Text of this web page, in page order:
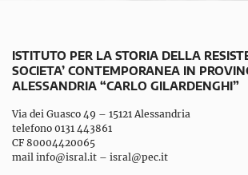
ISTITUTO PER LA STORIA DELLA
SOCIETA’ CONTEMPORANEA IN
ALESSANDRIA “CARLO GILARDENGHI”
Via dei Guasco 49 – 15121 Alessandria
telefono 0131 443861
CF 80004420065
mail info@isral.it – isral@pec.it